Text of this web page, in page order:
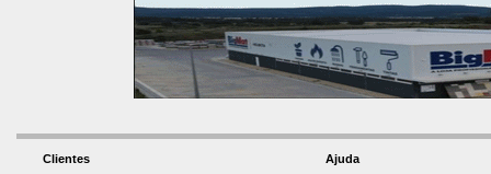
Clientes
Ajuda